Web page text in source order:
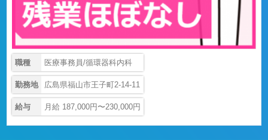
職種 医療事務員/循環器科内科
勤務地 広島県福山市王子町2-14-11
給与 月給 187,000円〜230,000円